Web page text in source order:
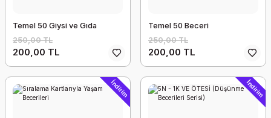
Temel 50 Giysi ve Gıda
250,00 TL
200,00 TL
Temel 50 Beceri
250,00 TL
200,00 TL
İndirim İndirim